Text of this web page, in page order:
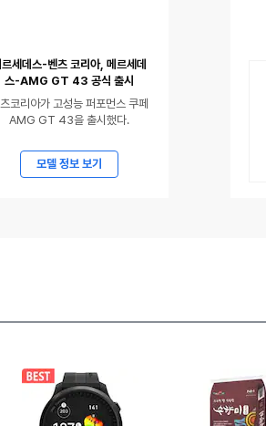
세데스-벤츠 코리아, 메르세데
스-AMG GT 43 공식 출시
코리아가 고성능 퍼포먼스 쿠페
AMG GT 43을 출시했다.
메
리
메
모델 정보 보기